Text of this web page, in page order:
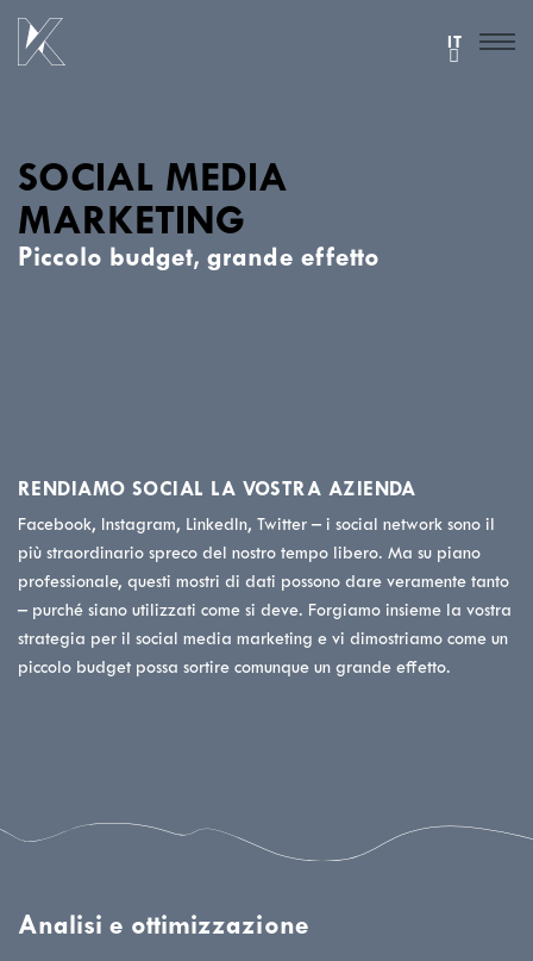
IT
SOCIAL MEDIA
MARKETING
Piccolo budget, grande effetto
RENDIAMO SOCIAL LA VOSTRA AZIENDA
Facebook, Instagram, LinkedIn, Twitter – i social network sono il
più straordinario spreco del nostro tempo libero. Ma su piano
professionale, questi mostri di dati possono dare veramente tanto
– purché siano utilizzati come si deve. Forgiamo insieme la vostra
strategia per il social media marketing e vi dimostriamo come un
piccolo budget possa sortire comunque un grande effetto.
Analisi e ottimizzazione